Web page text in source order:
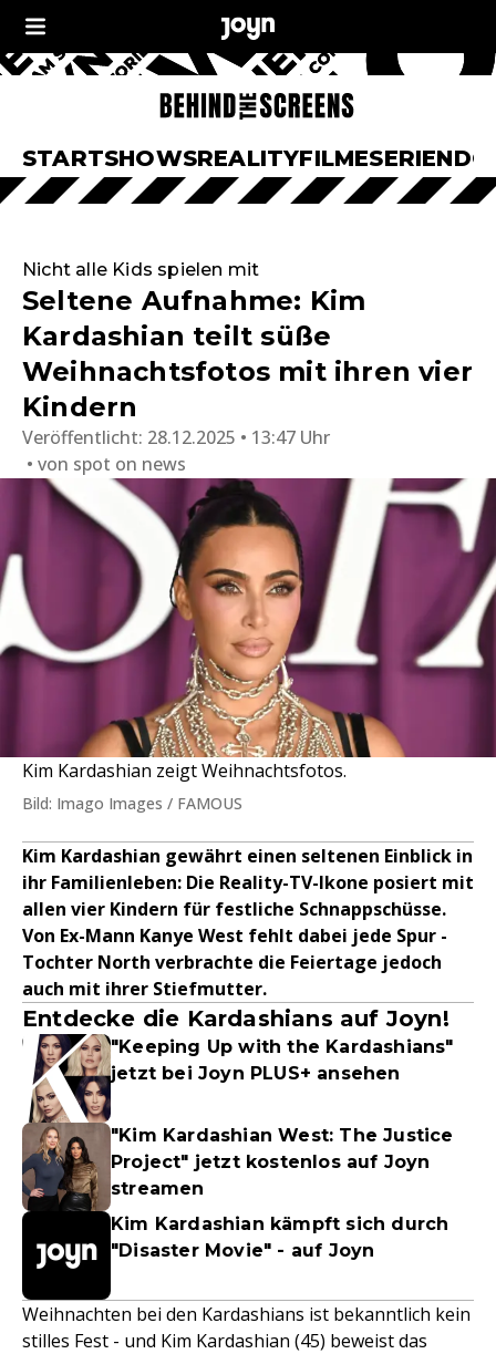
STARTSHOWSREALITYFILMESERIEN
Nicht alle Kids spielen mit
Seltene Aufnahme: Kim
Kardashian teilt süße
Weihnachtsfotos mit ihren vier
Kindern
Veröffentlicht: 28.12.2025 • 13:47 Uhr
von spot on news
Kim Kardashian zeigt Weihnachtsfotos.
Bild: Imago Images / FAMOUS
Kim Kardashian gewährt einen seltenen Einblick in
ihr Familienleben: Die Reality-TV-Ikone posiert mit
allen vier Kindern für festliche Schnappschüsse.
Von Ex-Mann Kanye West fehlt dabei jede Spur -
Tochter North verbrachte die Feiertage jedoch
auch mit ihrer Stiefmutter.
Entdecke die Kardashians auf Joyn!
"Keeping Up with the Kardashians"
jetzt bei Joyn PLUS+ ansehen
"Kim Kardashian West: The Justice
Project" jetzt kostenlos auf Joyn
streamen
Kim Kardashian kämpft sich durch
"Disaster Movie" - auf Joyn
Weihnachten bei den Kardashians ist bekanntlich kein
stilles Fest - und Kim Kardashian (45) beweist das